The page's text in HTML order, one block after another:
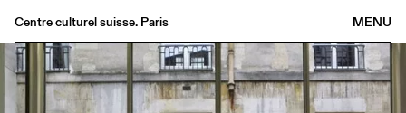
MENU
Centre culturel suisse. Paris
Agenda
Bookshop